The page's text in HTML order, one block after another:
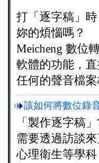
打「逐字稿」
妳的煩惱嗎？
Meicheng 數位
軟體的功能，
任何的聲音檔
該如何將數位錄
「製作逐字稿
需要透過訪談
心理衛生等學